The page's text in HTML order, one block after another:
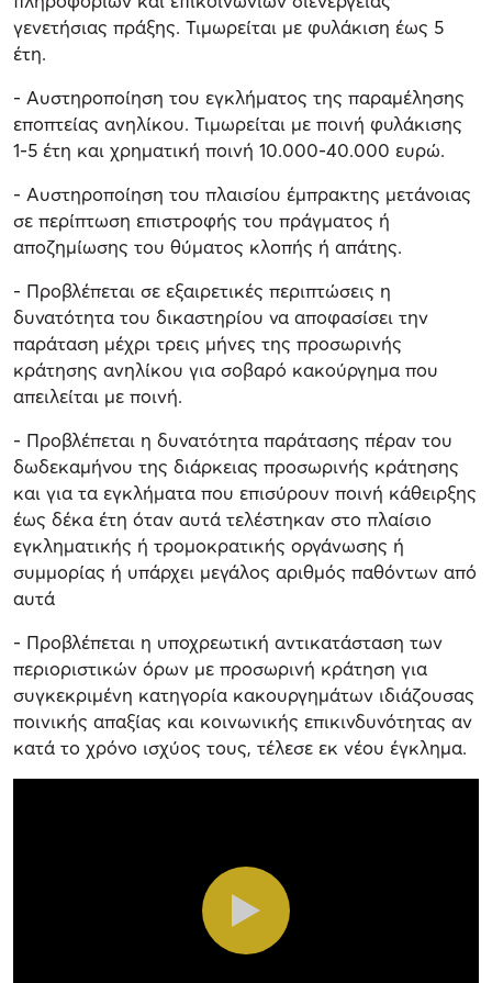
γενετήσιας πράξης. Τιμωρείται με φυλάκιση έως 5
έτη.
- Αυστηροποίηση του εγκλήματος της παραμέλησης
εποπτείας ανηλίκου. Τιμωρείται με ποινή φυλάκισης
1-5 έτη και χρηματική ποινή 10.000-40.000 ευρώ.
- Αυστηροποίηση του πλαισίου έμπρακτης μετάνοιας
σε περίπτωση επιστροφής του πράγματος ή
αποζημίωσης του θύματος κλοπής ή απάτης.
- Προβλέπεται σε εξαιρετικές περιπτώσεις η
δυνατότητα του δικαστηρίου να αποφασίσει την
παράταση μέχρι τρεις μήνες της προσωρινής
κράτησης ανηλίκου για σοβαρό κακούργημα που
απειλείται με ποινή.
- Προβλέπεται η δυνατότητα παράτασης πέραν του
δωδεκαμήνου της διάρκειας προσωρινής κράτησης
και για τα εγκλήματα που επισύρουν ποινή κάθειρξης
έως δέκα έτη όταν αυτά τελέστηκαν στο πλαίσιο
εγκληματικής ή τρομοκρατικής οργάνωσης ή
συμμορίας ή υπάρχει μεγάλος αριθμός παθόντων από
αυτά
- Προβλέπεται η υποχρεωτική αντικατάσταση των
περιοριστικών όρων με προσωρινή κράτηση για
συγκεκριμένη κατηγορία κακουργημάτων ιδιάζουσας
ποινικής απαξίας και κοινωνικής επικινδυνότητας αν
κατά το χρόνο ισχύος τους, τέλεσε εκ νέου έγκλημα.